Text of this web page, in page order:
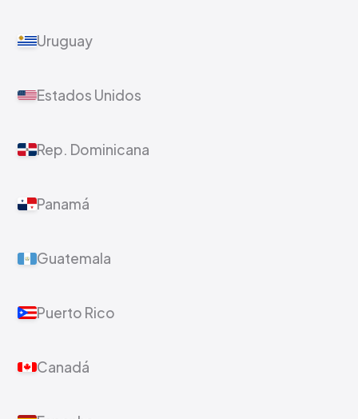
Uruguay
Estados Unidos
Rep. Dominicana
Panamá
Guatemala
Puerto Rico
Canadá